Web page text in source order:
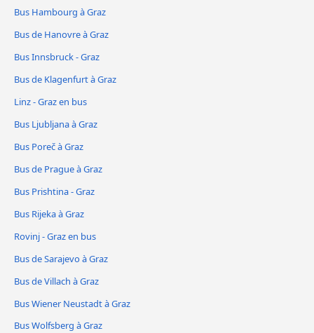
Bus Hambourg à Graz
Bus de Hanovre à Graz
Bus Innsbruck - Graz
Bus de Klagenfurt à Graz
Linz - Graz en bus
Bus Ljubljana à Graz
Bus Poreč à Graz
Bus de Prague à Graz
Bus Prishtina - Graz
Bus Rijeka à Graz
Rovinj - Graz en bus
Bus de Sarajevo à Graz
Bus de Villach à Graz
Bus Wiener Neustadt à Graz
Bus Wolfsberg à Graz